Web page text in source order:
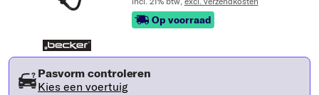
Op voorraad
Pasvorm controleren
Kies een voertuig